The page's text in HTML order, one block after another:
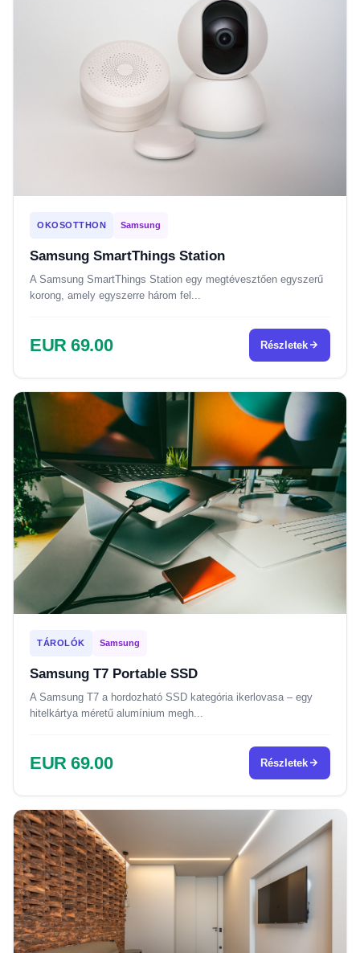
OKOSOTTHON Samsung
Samsung SmartThings Station
A Samsung SmartThings Station egy megtévesztően egyszerű
korong, amely egyszerre három fel...
EUR 69.00 Részletek
TÁROLÓK Samsung
Samsung T7 Portable SSD
A Samsung T7 a hordozható SSD kategória ikerlovasa – egy
hitelkártya méretű alumínium megh...
EUR 69.00 Részletek